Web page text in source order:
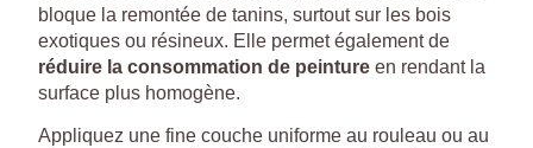
bloque la remontée de tanins, surtout sur les bois
exotiques ou résineux. Elle permet également de
réduire la consommation de peinture en rendant la
surface plus homogène.
Appliquez une fine couche uniforme au rouleau ou au